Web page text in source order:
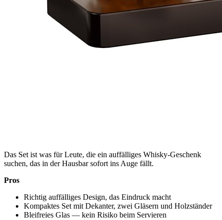
Das Set ist was für Leute, die ein auffälliges Whisky-Geschenk
suchen, das in der Hausbar sofort ins Auge fällt.
Pros
Richtig auffälliges Design, das Eindruck macht
Kompaktes Set mit Dekanter, zwei Gläsern und Holzständer
Bleifreies Glas — kein Risiko beim Servieren